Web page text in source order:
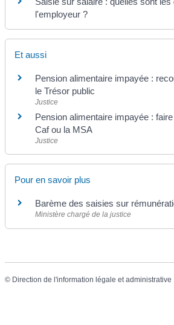
l'employeur ?
Et aussi
Pension alimentaire impayée :
le Trésor public
Justice
Pension alimentaire impayée :
Caf ou la MSA
Justice
Pour en savoir plus
Barème des saisies sur
Ministère chargé de la justice
© Direction de l'information légale et administrative